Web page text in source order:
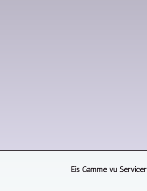
Eis Gamme vu Servicer